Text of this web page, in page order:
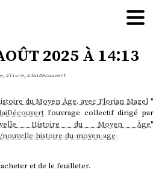
2025 à 14:13
, #livre, #JaiDécouvert
du Moyen Âge, avec Florian Mazel "
l'ouvrage collectif dirigé par
Histoire du Moyen Âge"
histoire-du-moyen-age-
et de le feuilleter.